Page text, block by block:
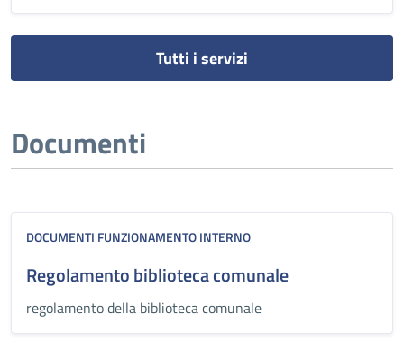
Tutti i servizi
Documenti
DOCUMENTI FUNZIONAMENTO INTERNO
Regolamento biblioteca comunale
regolamento della biblioteca comunale